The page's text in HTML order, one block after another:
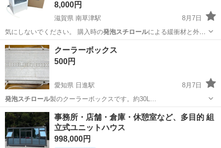
8,000円
滋賀県 南草津駅
8月7日
気にしないでください。 購入時の発泡スチロールによる緩衝材と外箱
も御座いますので…
滋賀 草津市 南草津駅 キッチン家電
クーラーボックス
500円
愛知県 日進駅
8月7日
発泡スチロール製のクーラーボックスです。約30L…
愛知 日進市 日進駅 その他
事務所・店舗・倉庫・休憩室など、多目的 組
立式ユニットハウス
998,000円